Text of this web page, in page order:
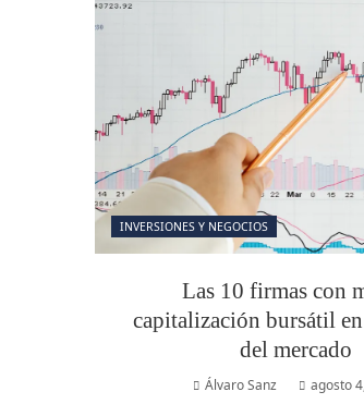
INVERSIONES Y NEGOCIOS
Las 10 firmas con
capitalización bursátil
del mercado
Álvaro Sanz agosto